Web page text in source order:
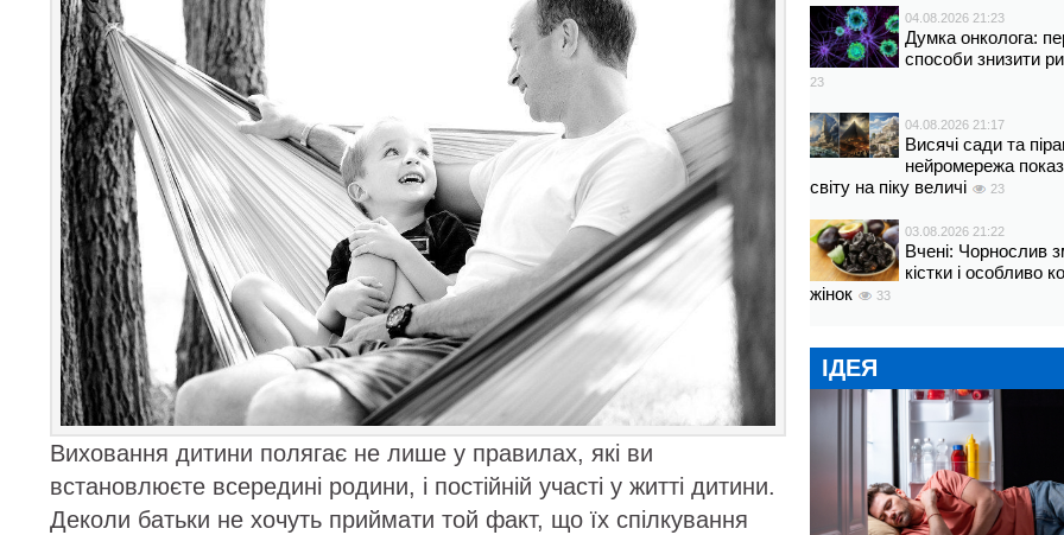
Виховання дитини полягає не лише у правилах, які ви
встановлюєте всередині родини, і постійній участі у житті дитини.
Деколи батьки не хочуть приймати той факт, що їх спілкування
04.08.2026 21:23
Думка онколога:
способи знизити
23
04.08.2026 21:17
Висячі сади та
нейромережа
світу на піку величі
23
03.08.2026 21:22
Вчені: Чорнослив
кістки і особливо
жінок
33
ІДЕЯ